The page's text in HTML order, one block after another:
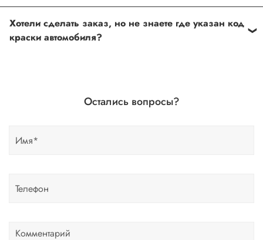
нашим менеджером
Хотели сделать заказ, но не знаете где указан код
краски автомобиля?
менеджеру по форме обратной связи, на Whats up, либо
Остались вопросы?